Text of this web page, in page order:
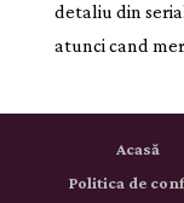
detaliu din
atunci cand
Acasă
Politica de